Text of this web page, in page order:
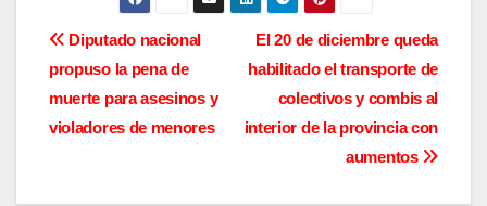
N
a
v
El 20 de diciembre queda
habilitado el transporte de
colectivos y combis al
interior de la provincia con
aumentos
Diputado nacional
propuso la pena de
muerte para asesinos y
violadores de menores